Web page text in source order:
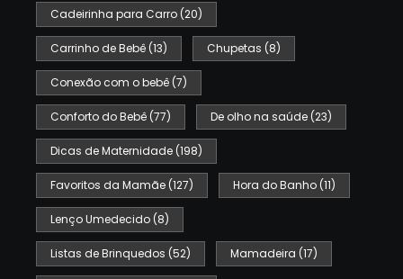
Cadeirinha para Carro (20)
Carrinho de Bebê (13) Chupetas (8)
Conexão com o bebê (7)
Conforto do Bebê (77) De olho na saúde (23)
Dicas de Maternidade (198)
Favoritos da Mamãe (127) Hora do Banho (11)
Lenço Umedecido (8)
Listas de Brinquedos (52) Mamadeira (17)